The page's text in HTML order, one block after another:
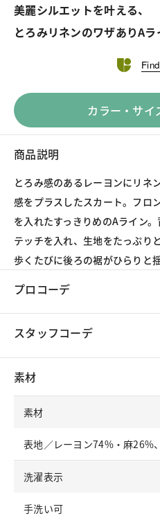
美麗シルエットを叶える、
とろみリネンのワザありA
カラー・サイ
商品説明
とろみ感のあるレーヨンにリネ
感をプラスしたスカート。フロ
を入れたすっきりめのAライン
テッチを入れ、生地をたっぷり
歩くたびに後ろの裾がひらりと
プロコーデ
スタッフコーデ
素材
素材
表地／レーヨン74%・麻26%
洗濯表示
手洗い可
LINE X